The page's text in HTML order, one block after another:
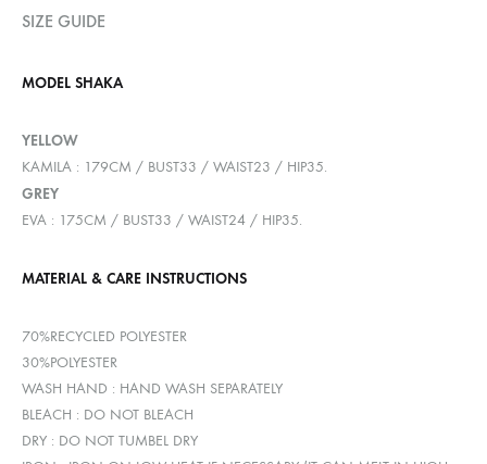
SIZE GUIDE
MODEL SHAKA
YELLOW
KAMILA : 179CM / BUST33 / WAIST23 / HIP35.
GREY
EVA : 175CM / BUST33 / WAIST24 / HIP35.
MATERIAL & CARE INSTRUCTIONS
70%RECYCLED POLYESTER
30%POLYESTER
WASH HAND : HAND WASH SEPARATELY
BLEACH : DO NOT BLEACH
DRY : DO NOT TUMBEL DRY